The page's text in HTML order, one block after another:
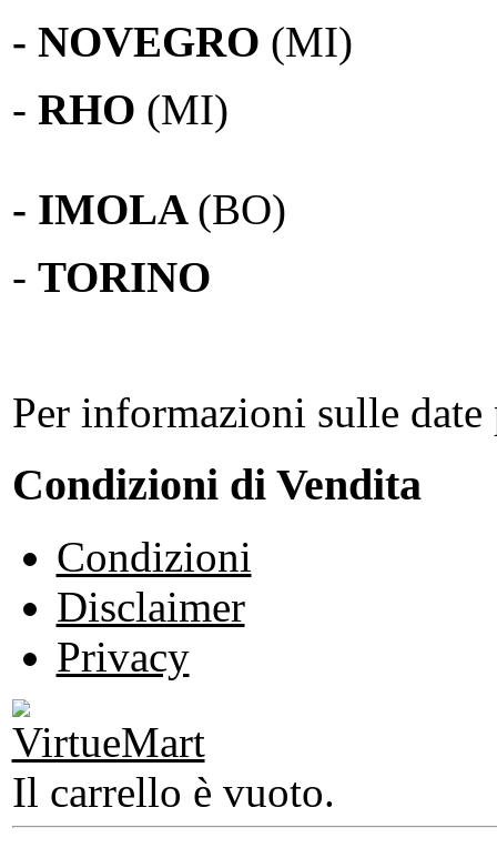
- NOVEGRO (MI)
- RHO (MI)
- IMOLA (BO)
- TORINO
Per informazioni sulle
Condizioni di Vendita
Condizioni
Disclaimer
Privacy
Il carrello è vuoto.